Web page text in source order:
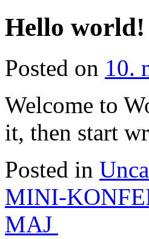
Hello world!
Posted on 10.
Welcome to
it, then start
Posted in
Indlægsnavigation
MINI-
MAJ